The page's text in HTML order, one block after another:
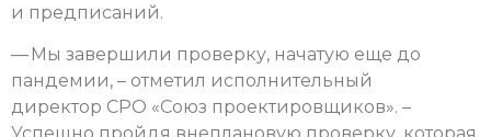
и предписаний.
— Мы завершили проверку, начатую еще до
пандемии, – отметил исполнительный
директор СРО «Союз проектировщиков». –